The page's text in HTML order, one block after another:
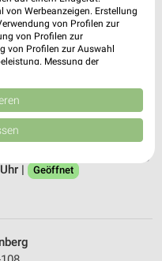
| Geöffnet
❯
|
Geöffnet
von Werbeanzeigen. Erstellung
von Profilen zur
von Profilen zur
von Profilen zur Auswahl
Messung der
Quellen. Entwicklung und
Daten zur Auswahl
weitergegeben und in die